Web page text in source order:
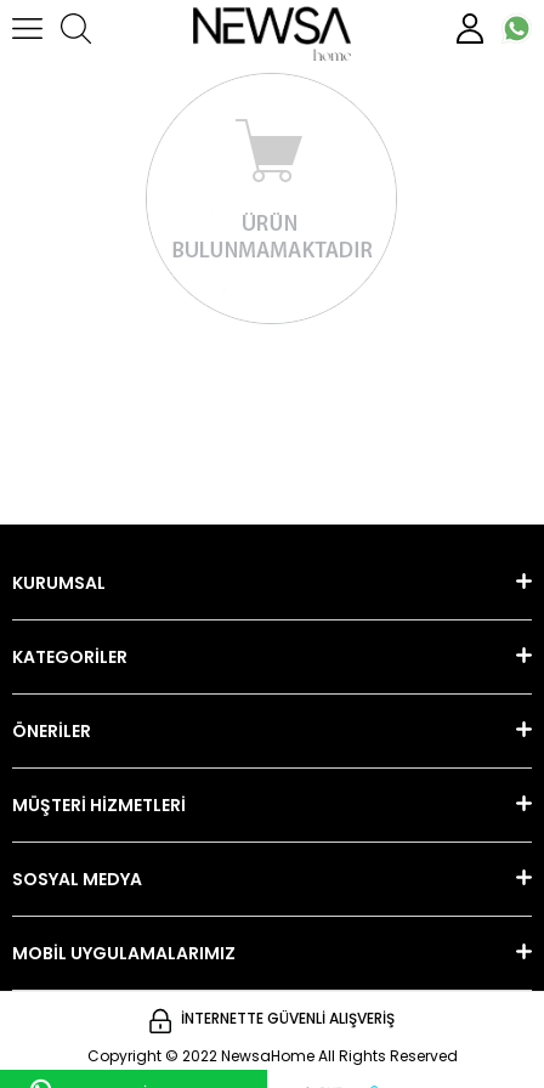
KURUMSAL
KATEGORİLER
ÖNERİLER
MÜŞTERİ HİZMETLERİ
SOSYAL MEDYA
MOBİL UYGULAMALARIMIZ
İNTERNETTE GÜVENLİ ALIŞVERİŞ
Copyright © 2022 NewsaHome All Rights Reserved